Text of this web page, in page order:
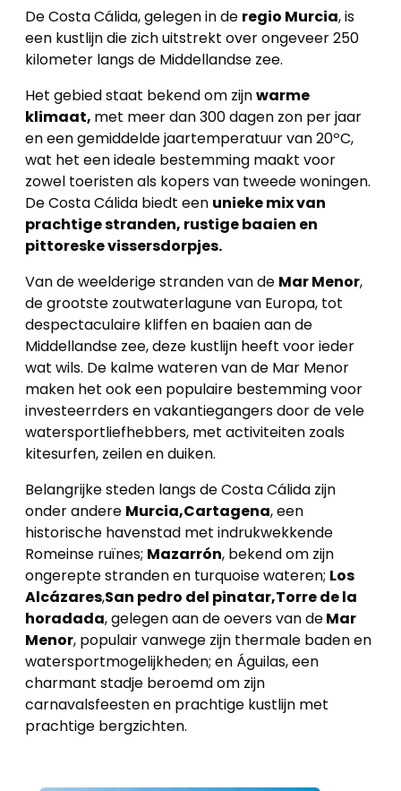
De Costa Cálida, gelegen in de regio Murcia, is
een kustlijn die zich uitstrekt over ongeveer 250
kilometer langs de Middellandse zee.
Het gebied staat bekend om zijnwarme
klimaat, met meer dan 300 dagen zon per jaar
en een gemiddelde jaartemperatuur van 20ºC,
wat het een ideale bestemming maakt voor
zowel toeristen als kopers van tweede woningen.
De Costa Cálida biedt een unieke mix van
prachtige stranden, rustige baaien en
pittoreske vissersdorpjes.
Van de weelderige stranden van de Mar Menor,
de grootste zoutwaterlagune van Europa, tot
despectaculaire kliffen en baaien aan de
Middellandse zee, deze kustlijn heeft voor ieder
wat wils. De kalme wateren van de Mar Menor
maken het ook een populaire bestemming voor
investeerrders en vakantiegangers door de vele
watersportliefhebbers, met activiteiten zoals
kitesurfen, zeilen en duiken.
Belangrijke steden langs de Costa Cálida zijn
onder andere Murcia,Cartagena, een
historische havenstad met indrukwekkende
Romeinse ruïnes; Mazarrón, bekend om zijn
ongerepte stranden en turquoise wateren; Los
Alcázares,San pedro del pinatar,Torre de la
horadada, gelegen aan de oevers van deMar
Menor, populair vanwege zijn thermale baden en
watersportmogelijkheden; en Águilas, een
charmant stadje beroemd om zijn
carnavalsfeesten en prachtige kustlijn met
prachtige bergzichten.